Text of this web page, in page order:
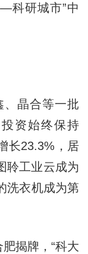
科研城市”中
晶合等一批
资始终保持
长23.3%，居
聆工业云成为
洗衣机成为第
揭牌，“科大